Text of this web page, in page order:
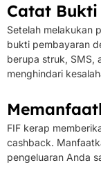
Catat
Setelah melakukan
bukti pembayaran
berupa struk, SMS,
menghindari
FIF kerap
cashback.
pengeluaran Anda